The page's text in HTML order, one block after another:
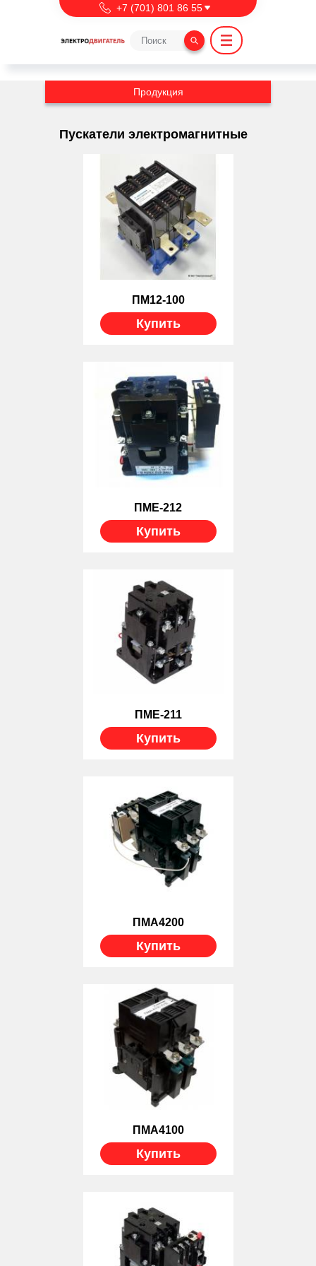
Перейти к основному содержанию
export NVM_DIR=~/.nvm+7 (701) 801 86 55
Продукция
Пускатели электромагнитные
ПМ12-100
Купить
ПМЕ-212
Купить
ПМЕ-211
Купить
ПМА4200
Купить
ПМА4100
Купить